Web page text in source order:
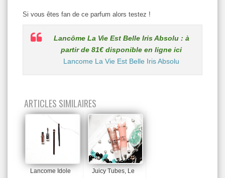
Si vous êtes fan de ce parfum alors testez !
Lancôme La Vie Est Belle Iris Absolu : à
partir de 81€ disponible en ligne ici
Lancome La Vie Est Belle Iris Absolu
ARTICLES SIMILAIRES
Lancome Idole
Juicy Tubes, Le